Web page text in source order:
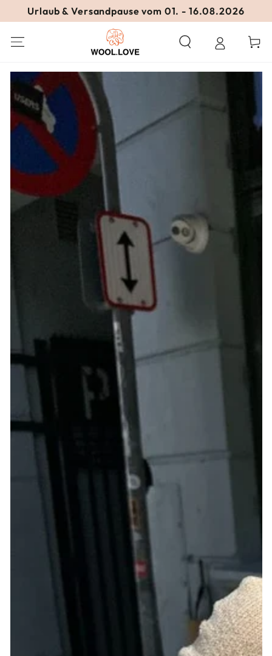
ZUM INHALT
SPRINGEN
Urlaub & Versandpause vom 01. - 16.08.2026
ZU DEN
PRODUKTINFORMATIONEN
SPRINGEN